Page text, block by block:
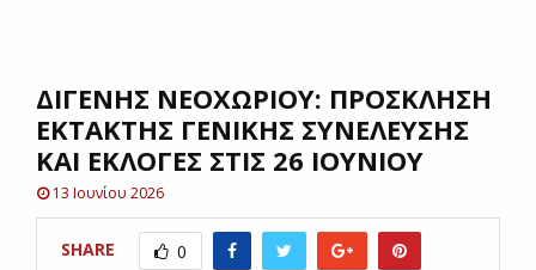
UΔΙΓΕΝΗΣ ΝΕΟΧΩΡΙΟΥ: ΠΡΟΣΚΛΗΣΗ
ΕΚΤΑΚΤΗΣ ΓΕΝΙΚΗΣ ΣΥΝΕΛΕΥΣΗΣ
ΚΑΙ ΕΚΛΟΓΕΣ ΣΤΙΣ 26 ΙΟΥΝΙΟΥ
13 Ιουνίου 2026
SHARE 0